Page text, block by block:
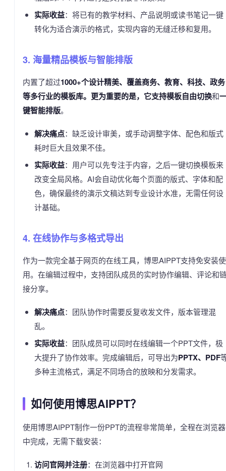
实际收益：将已有的教学材料、产品说明或读书笔记一键
转化为适合演示的格式，实现内容的无缝迁移和复用。
3. 海量精品模板与智能排版
内置了超过1000+个设计精美、覆盖商务、教育、科技、政务
等多行业的模板库。更为重要的是，它支持模板自由切换和
键智能排版。
解决痛点：缺乏设计审美，或手动调整字体、配色和版式
耗时巨大且效果不佳。
实际收益：用户可以先专注于内容，之后一键切换模板来
改变全局风格。AI会自动优化每个页面的版式、字体和配
色，确保最终的演示文稿达到专业设计水准，无需任何设
计基础。
4. 在线协作与多格式导出
作为一款完全基于网页的在线工具，博思AIPPT支持免安装使
用。在编辑过程中，支持团队成员的实时协作编辑、评论和
接分享。
解决痛点：团队协作时需要反复收发文件，版本管理混
乱。
实际收益：团队成员可以同时在线编辑一个PPT文件，极
大提升了协作效率。完成编辑后，可导出为PPTX、PDF
多种主流格式，满足不同场合的放映和分发需求。
如何使用博思AIPPT？
使用博思AIPPT制作一份PPT的流程非常简单，全程在浏览器
中完成，无需下载安装：
访问官网并注册：在浏览器中打开官网